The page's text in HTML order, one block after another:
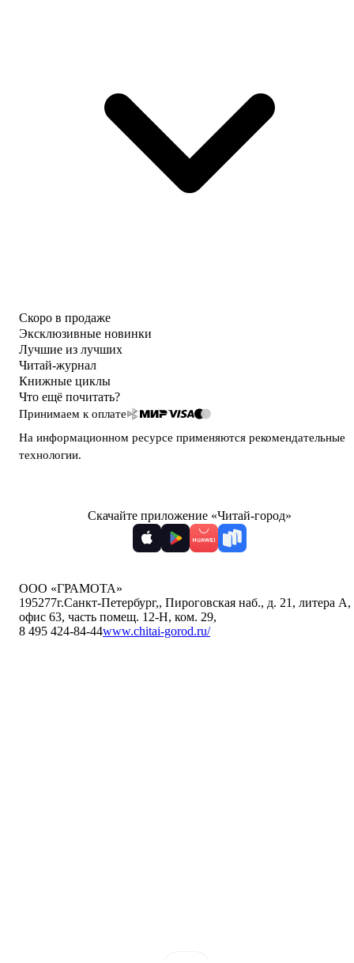
Скоро в продаже
Эксклюзивные новинки
Лучшие из лучших
Читай-журнал
Книжные циклы
Что ещё почитать?
Принимаем к оплате
На информационном ресурсе применяются рекомендательные
технологии.
Скачайте приложение «Читай-город»
ООО «ГРАМОТА»
195277г.Санкт-Петербург,, Пироговская наб., д. 21, литера А,
офис 63, часть помещ. 12-Н, ком. 29,
8 495 424-84-44www.chitai-gorod.ru/